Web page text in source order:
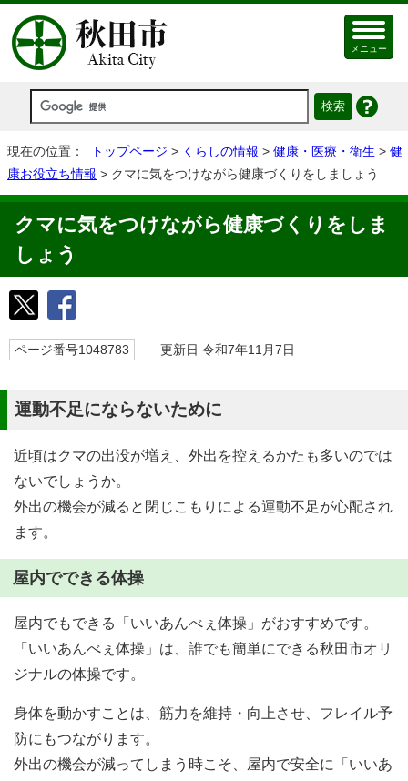
メニュー
現在の位置： トップページ > くらしの情報 > 健康・医療・衛生 > 健
康お役立ち情報 > クマに気をつけながら健康づくりをしましょう
クマに気をつけながら健康づくりをしま
しょう
ページ番号1048783 更新日 令和7年11月7日
運動不足にならないために
近頃はクマの出没が増え、外出を控えるかたも多いのでは
ないでしょうか。
外出の機会が減ると閉じこもりによる運動不足が心配され
ます。
屋内でできる体操
屋内でもできる「いいあんべぇ体操」がおすすめです。
「いいあんべぇ体操」は、誰でも簡単にできる秋田市オリ
ジナルの体操です。
身体を動かすことは、筋力を維持・向上させ、フレイル予
防にもつながります。
外出の機会が減ってしまう時こそ、屋内で安全に「いいあ